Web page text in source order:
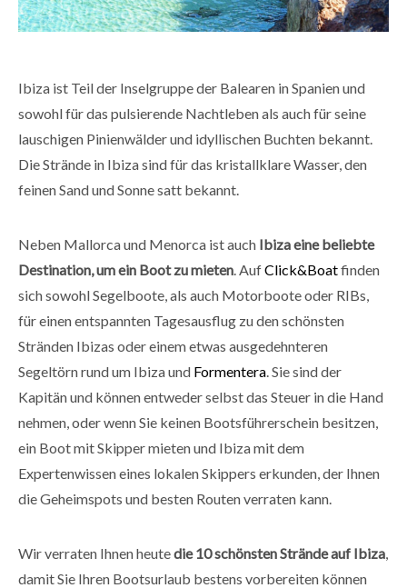
Ibiza ist Teil der Inselgruppe der Balearen in Spanien und
sowohl für das pulsierende Nachtleben als auch für seine
lauschigen Pinienwälder und idyllischen Buchten bekannt.
Die Strände in Ibiza sind für das kristallklare Wasser, den
feinen Sand und Sonne satt bekannt.
Neben Mallorca und Menorca ist auch Ibiza eine beliebte
Destination, um ein Boot zu mieten . AufClick&Boatfinden
sich sowohl Segelboote, als auch Motorboote oder RIBs,
für einen entspannten Tagesausflug zu den schönsten
Stränden Ibizas oder einem etwas ausgedehnteren
Segeltörn rund um Ibiza und Formentera . Sie sind der
Kapitän und können entweder selbst das Steuer in die Hand
nehmen, oder wenn Sie keinen Bootsführerschein besitzen,
ein Boot mit Skipper mieten und Ibiza mit dem
Expertenwissen eines lokalen Skippers erkunden, der Ihnen
die Geheimspots und besten Routen verraten kann.
Wir verraten Ihnen heutedie 10 schönsten Strände auf Ibiza
damit Sie Ihren Bootsurlaub bestens vorbereiten können